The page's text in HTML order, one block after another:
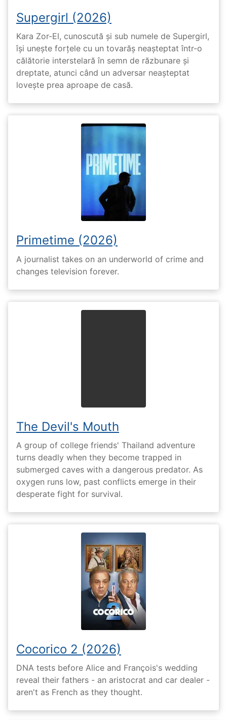
Supergirl (2026)
Kara Zor-El, cunoscută și sub numele de Supergirl,
își unește forțele cu un tovarăș neașteptat într-o
călătorie interstelară în semn de răzbunare și
dreptate, atunci când un adversar neașteptat
lovește prea aproape de casă.
Primetime (2026)
A journalist takes on an underworld of crime and
changes television forever.
The Devil's Mouth
A group of college friends' Thailand adventure
turns deadly when they become trapped in
submerged caves with a dangerous predator. As
oxygen runs low, past conflicts emerge in their
desperate fight for survival.
Cocorico 2 (2026)
DNA tests before Alice and François's wedding
reveal their fathers - an aristocrat and car dealer -
aren't as French as they thought.